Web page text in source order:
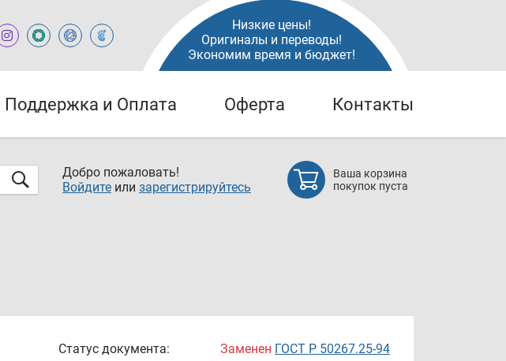
Низкие цены!
Оригиналы и переводы!
Экономим время и бюджет!
Поддержка и Оплата Оферта Контакты
Добро пожаловать!
Войдите или зарегистрируйтесь
Ваша корзина
покупок пуста
Статус документа: Заменен ГОСТ Р 50267.25-94